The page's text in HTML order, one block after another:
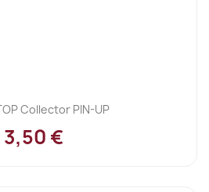
Collector PIN-UP
3,50 €